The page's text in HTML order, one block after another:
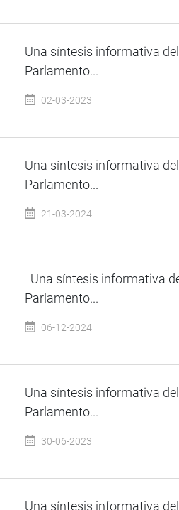
Una síntesis informativa
Parlamento...
02-03-2023
Una síntesis informativa
Parlamento...
21-03-2024
Una síntesis informativa
Parlamento...
06-12-2024
Una síntesis informativa
Parlamento...
30-06-2023
Una síntesis informativa